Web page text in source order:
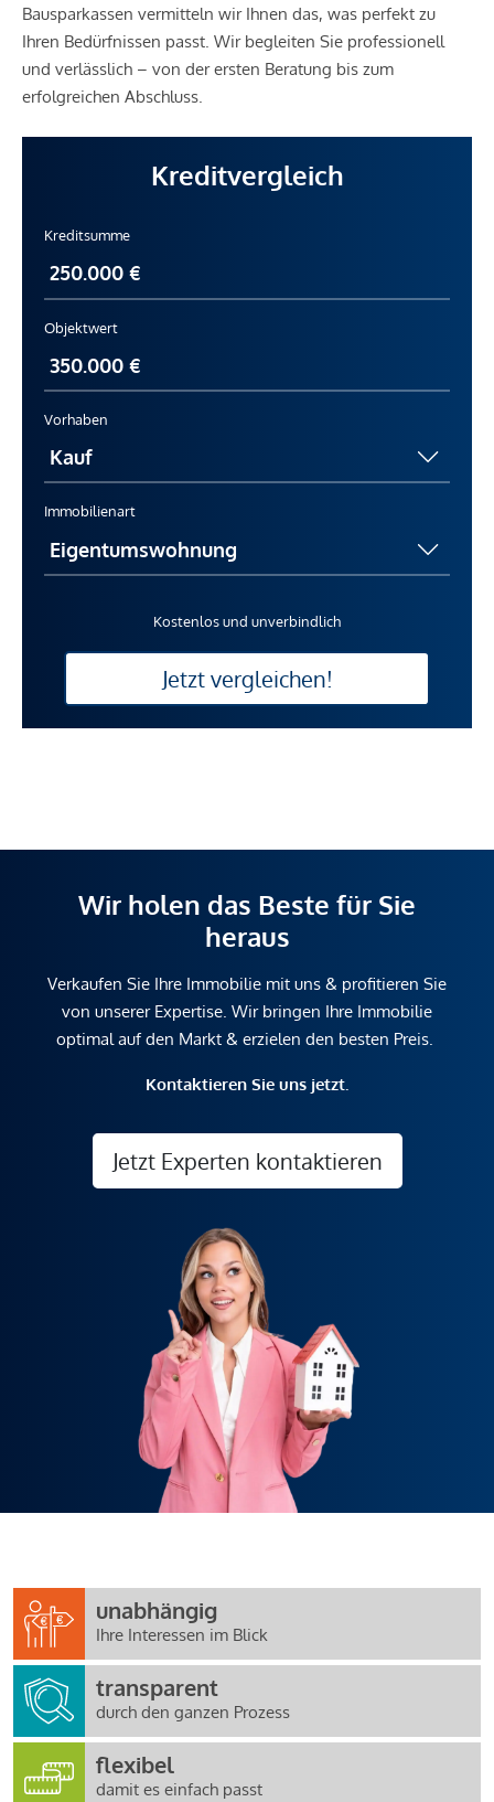
Bausparkassen vermitteln wir Ihnen das, was perfekt zu
Ihren Bedürfnissen passt. Wir begleiten Sie professionell
und verlässlich – von der ersten Beratung bis zum
erfolgreichen Abschluss.
Kreditvergleich
Kreditsumme
Objektwert
Vorhaben
Immobilienart
Kostenlos und unverbindlich
Jetzt vergleichen!
Wir holen das Beste für Sie
heraus
Verkaufen Sie Ihre Immobilie mit uns & profitieren Sie
von unserer Expertise. Wir bringen Ihre Immobilie
optimal auf den Markt & erzielen den besten Preis.
Kontaktieren Sie uns jetzt.
Jetzt Experten kontaktieren
unabhängig
Ihre Interessen im Blick
transparent
durch den ganzen Prozess
flexibel
damit es einfach passt